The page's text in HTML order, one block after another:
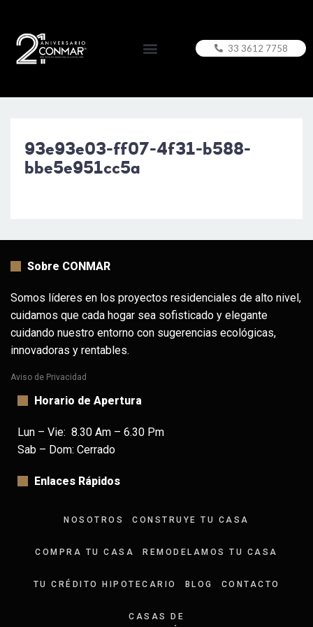
33 3612 7758
93e93e03-ff07-4f31-b588-
bbe5e951cc5a
Sobre CONMAR
Somos líderes en los proyectos residenciales de alto nivel,
cuidamos que cada hogar sea sofisticado y elegante
cuidando nuestro entorno con sugerencias ecológicas,
innovadoras y rentables.
Aviso de Privacidad
Horario de Apertura
Lun – Vie: 8.30 Am – 6.30 Pm
Sab – Dom: Cerrado
Enlaces Rápidos
NOSOTROS CONSTRUYE TU CASA
COMPRA TU CASA REMODELAMOS TU CASA
TU CRÉDITO HIPOTECARIO BLOG CONTACTO
CASAS DE